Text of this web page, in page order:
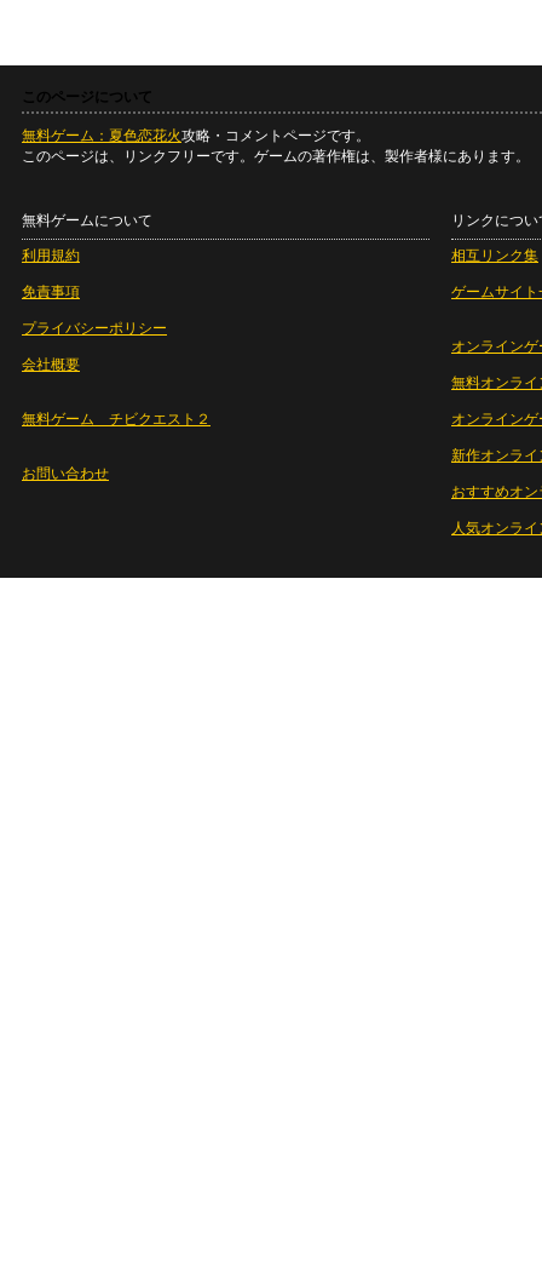
このページについて
無料ゲーム：夏色恋花火攻略・コメントページです。
このページは、リンクフリーです。ゲームの著作権は、製作者様にあります。
無料ゲームについて
利用規約
免責事項
プライバシーポリシー
会社概要
無料ゲーム チビクエスト２
お問い合わせ
リンクについ
相互リンク集
ゲームサイト
オンラインゲ
無料オンライ
オンライン
新作オンライ
おすすめオ
人気オンラ